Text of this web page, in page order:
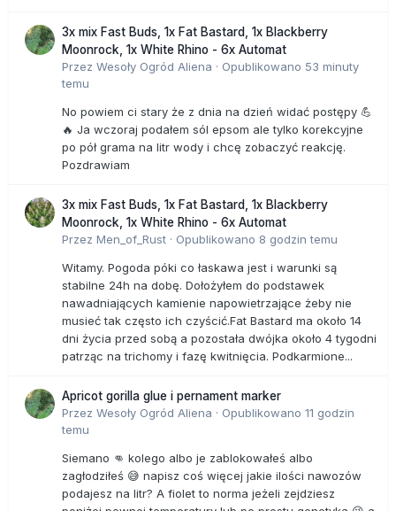
3x mix Fast Buds, 1x Fat Bastard, 1x Blackberry
Moonrock, 1x White Rhino - 6x Automat
Przez Wesoły Ogród Aliena · Opublikowano 53 minuty
temu
No powiem ci stary że z dnia na dzień widać postępy 💪
🔥 Ja wczoraj podałem sól epsom ale tylko korekcyjne
po pół grama na litr wody i chcę zobaczyć reakcję.
Pozdrawiam
3x mix Fast Buds, 1x Fat Bastard, 1x Blackberry
Moonrock, 1x White Rhino - 6x Automat
Przez Men_of_Rust · Opublikowano 8 godzin temu
Witamy. Pogoda póki co łaskawa jest i warunki są
stabilne 24h na dobę. Dołożyłem do podstawek
nawadniających kamienie napowietrzające żeby nie
musieć tak często ich czyścić.Fat Bastard ma około 14
dni życia przed sobą a pozostała dwójka około 4 tygodni
patrząc na trichomy i fazę kwitnięcia. Podkarmione...
Apricot gorilla glue i pernament marker
Przez Wesoły Ogród Aliena · Opublikowano 11 godzin
temu
Siemano 👊 kolego albo je zablokowałeś albo
zagłodziłeś 😅 napisz coś więcej jakie ilości nawozów
podajesz na litr? A fiolet to norma jeżeli zejdziesz